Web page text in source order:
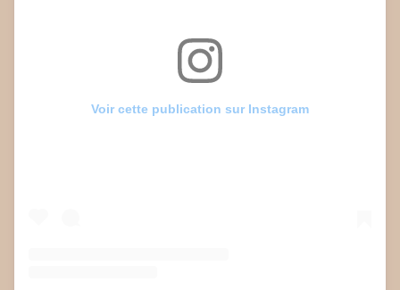
Voir cette publication sur Instagram